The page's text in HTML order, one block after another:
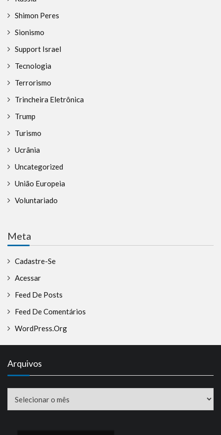
Shimon Peres
Sionismo
Support Israel
Tecnologia
Terrorismo
Trincheira Eletrônica
Trump
Turismo
Ucrânia
Uncategorized
União Europeia
Voluntariado
Meta
Cadastre-Se
Acessar
Feed De Posts
Feed De Comentários
WordPress.org
Arquivos